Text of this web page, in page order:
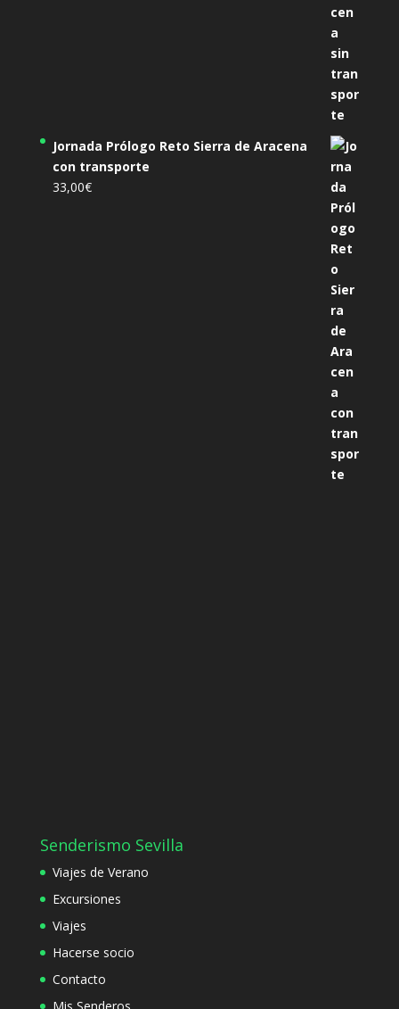
Jornada Prólogo Reto Sierra de Aracena
con transporte
33,00€
Senderismo Sevilla
Viajes de Verano
Excursiones
Viajes
Hacerse socio
Contacto
Mis Senderos